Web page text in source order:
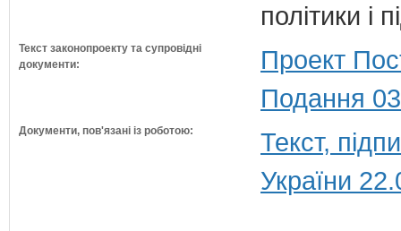
політики і
Текст законопроекту та супровідні
документи:
Проект
Подання
Документи, пов'язані із роботою:
Текст,
України